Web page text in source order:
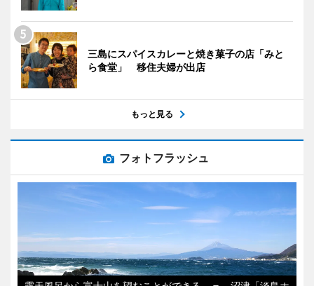
三島にスパイスカレーと焼き菓子の店「みと
ら食堂」 移住夫婦が出店
もっと見る
フォトフラッシュ